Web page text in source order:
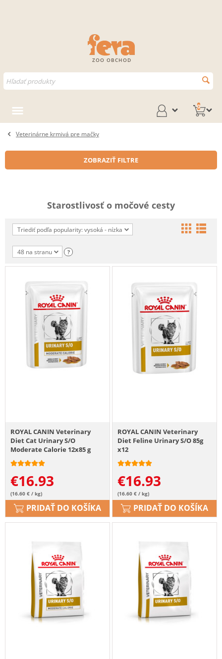
ZOO OBCHOD
0
Veterinárne krmivá pre mačky
ZOBRAZIŤ FILTRE
Starostlivosť o močové cesty
Triediť podľa popularity: vysoká - nízka
48 na stranu ?
ROYAL CANIN Veterinary
Diet Cat Urinary S/O
Moderate Calorie 12x85 g
€16.93
(16.60 € / kg)
PRIDAŤ DO KOŠÍKA
ROYAL CANIN Veterinary
Diet Feline Urinary S/O 85g
x12
€16.93
(16.60 € / kg)
PRIDAŤ DO KOŠÍKA